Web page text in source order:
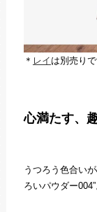
＊ レイ は別売りで
心満たす、
うつろう色合い
ろいパウダー004”